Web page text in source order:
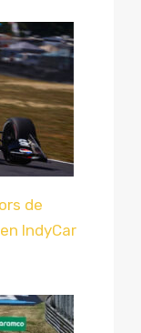
de
IndyCar